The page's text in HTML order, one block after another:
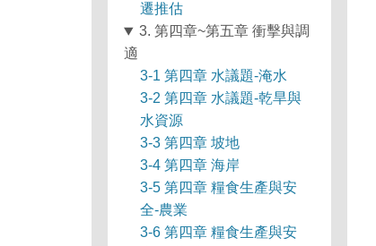
遷推估
3. 第四章~第五章 衝擊與調
適
3-1 第四章 水議題-淹水
3-2 第四章 水議題-乾旱與
水資源
3-3 第四章 坡地
3-4 第四章 海岸
3-5 第四章 糧食生產與安
全-農業
3-6 第四章 糧食生產與安